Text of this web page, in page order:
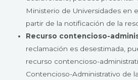
Ministerio de Universidades en
partir de la notificación de la
Recurso contencioso-
reclamación es desestimada,
recurso contencioso-
Contencioso-Administrativo de